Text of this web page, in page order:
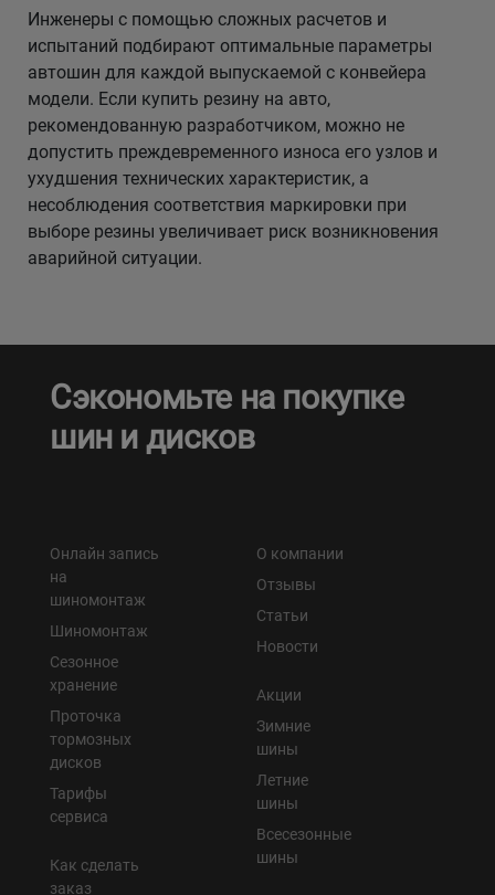
Инженеры с помощью сложных расчетов и
испытаний подбирают оптимальные параметры
автошин для каждой выпускаемой с конвейера
модели. Если купить резину на авто,
рекомендованную разработчиком, можно не
допустить преждевременного износа его узлов и
ухудшения технических характеристик, а
несоблюдения соответствия маркировки при
выборе резины увеличивает риск возникновения
аварийной ситуации.
Сэкономьте на покупке
шин и дисков
Онлайн запись
на
шиномонтаж
Шиномонтаж
Сезонное
хранение
Проточка
тормозных
дисков
Тарифы
сервиса
Как сделать
заказ
О компании
Отзывы
Статьи
Новости
Акции
Зимние
шины
Летние
шины
Всесезонные
шины